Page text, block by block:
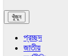
প্রচ্ছদ
জাতীয়